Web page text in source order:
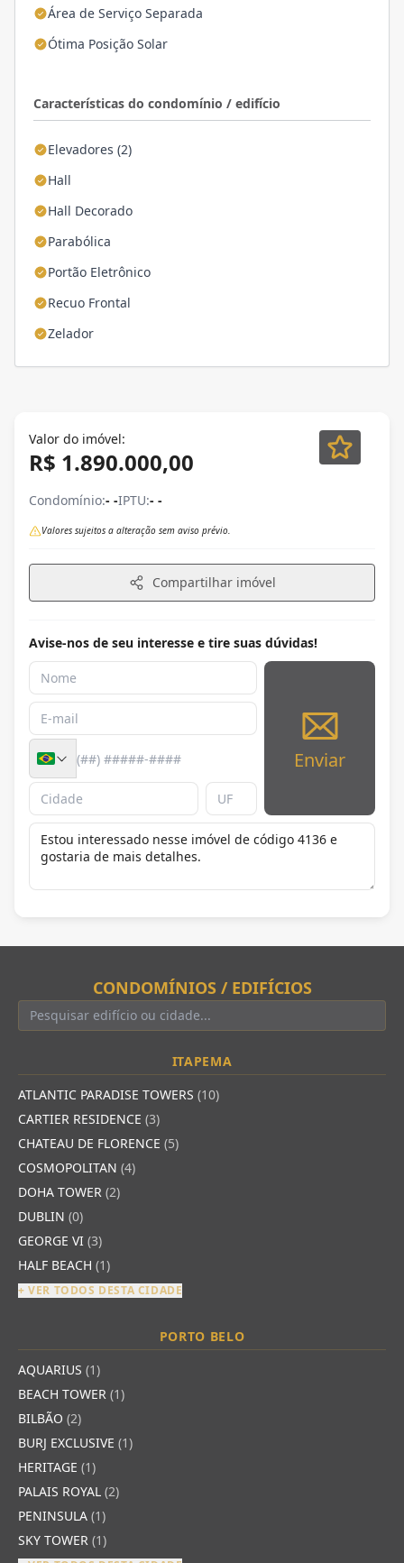
Área de Serviço Separada
Ótima Posição Solar
Características do condomínio / edifício
Elevadores (2)
Hall
Hall Decorado
Parabólica
Portão Eletrônico
Recuo Frontal
Zelador
Valor do imóvel:
R$ 1.890.000,00
Condomínio:- -IPTU:- -
Valores sujeitos a alteração sem aviso prévio.
Compartilhar imóvel
Avise-nos de seu interesse e tire suas dúvidas!
Enviar
CONDOMÍNIOS / EDIFÍCIOS
ITAPEMA
ATLANTIC PARADISE TOWERS (10)
CARTIER RESIDENCE (3)
CHATEAU DE FLORENCE (5)
COSMOPOLITAN (4)
DOHA TOWER (2)
DUBLIN (0)
GEORGE VI (3)
HALF BEACH (1)
+ VER TODOS DESTA CIDADE
PORTO BELO
AQUARIUS (1)
BEACH TOWER (1)
BILBÃO (2)
BURJ EXCLUSIVE (1)
HERITAGE (1)
PALAIS ROYAL (2)
PENINSULA (1)
SKY TOWER (1)